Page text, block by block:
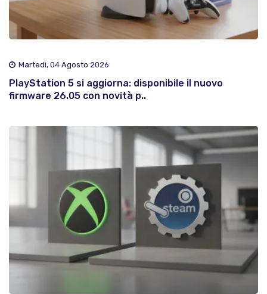
Martedì, 04 Agosto 2026
PlayStation 5 si aggiorna: disponibile il nuovo
firmware 26.05 con novità p..